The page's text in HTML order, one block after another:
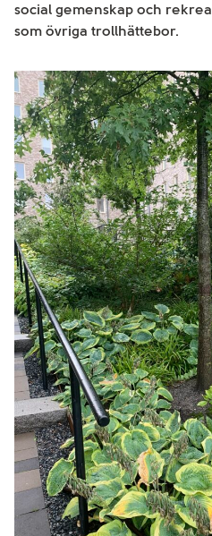
social gemenskap och
som övriga trollhättebor.